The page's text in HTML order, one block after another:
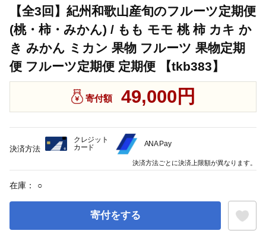
【全3回】紀州和歌山産旬のフルーツ定期便
(桃・柿・みかん) / もも モモ 桃 柿 カキ か
き みかん ミカン 果物 フルーツ 果物定期
便 フルーツ定期便 定期便 【tkb383】
寄付額 49,000円
在庫： ○
寄付をする
決済方法
クレジット
カード
ANA Pay
決済方法ごとに決済上限額が異なります。